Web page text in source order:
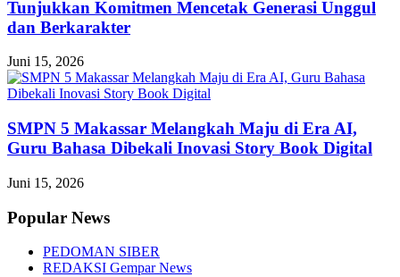
Tunjukkan Komitmen Mencetak Generasi Unggul
dan Berkarakter
Juni 15, 2026
SMPN 5 Makassar Melangkah Maju di Era AI,
Guru Bahasa Dibekali Inovasi Story Book Digital
Juni 15, 2026
Popular News
PEDOMAN SIBER
REDAKSI Gempar News